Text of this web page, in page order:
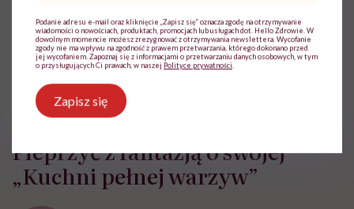
Lidia Bawolska: „Gotowanie jest
Lidia Bawolska: „Gotowanie jest
czynnością trochę intymną.
Przygotowując jedzenie, chcę
poświęcić moje serce”. Autorka
Pieprzyć z fantazją o swojej
„Kuchni pełnej warzyw”
Podanie adresu e-mail oraz kliknięcie „Zapisz się” oznacza zgodę na otrzymywanie
wiadomości o nowościach, produktach, promocjach lub usługach dot. Hello Zdrowie. W
dowolnym momencie możesz zrezygnować z otrzymywania newslettera. Wycofanie
zgody nie ma wpływu na zgodność z prawem przetwarzania, którego dokonano przed
jej wycofaniem. Zapoznaj się z informacjami o przetwarzaniu danych osobowych, w tym
o przysługujących Ci prawach, w naszej Polityce prywatności
Zapisz się